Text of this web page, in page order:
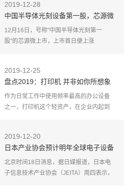
等等。而有着"杂货铺"之称
2019-12-28
中国半导体光刻设备第一股，芯源微
如何破解国外巨头垄断困境？
12月16日，号称"中国半导体光刻第一
股"的芯源微上市，上市首日便上涨
电子、物联网等多个产业，
2019-12-25
盘点2019：打印机 并非如你所想象
的一台设备
作为日常工作中使用频率最高的办公设备
之一，打印机这个轻资产，在企业内起到
印象"，连接难
2019-12-20
日本产业协会预计明年全球电子设备
产值超3万亿美元
北京时间18日消息，据日媒报道，日本电
子信息技术产业协会（JEITA）周四表示，